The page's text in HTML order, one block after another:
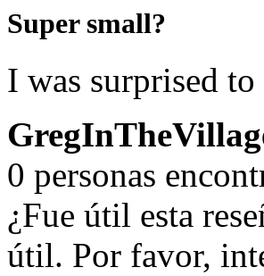
Super small?
I was surprised
0 personas
¿Fue útil esta
útil. Por favor,